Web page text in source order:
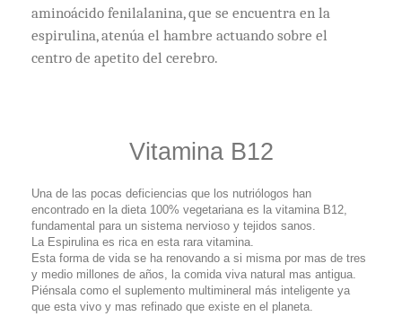
aminoácido fenilalanina, que se encuentra en la
espirulina, atenúa el hambre actuando sobre el
centro de apetito del cerebro.
Vitamina B12
Una de las pocas deficiencias que los nutriólogos han
encontrado en la dieta 100% vegetariana es la vitamina B12,
fundamental para un sistema nervioso y tejidos sanos.
La Espirulina es rica en esta rara vitamina.
Esta forma de vida se ha renovando a si misma por mas de tres
y medio millones de años, la comida viva natural mas antigua.
Piénsala como el suplemento multimineral más inteligente ya
que esta vivo y mas refinado que existe en el planeta.